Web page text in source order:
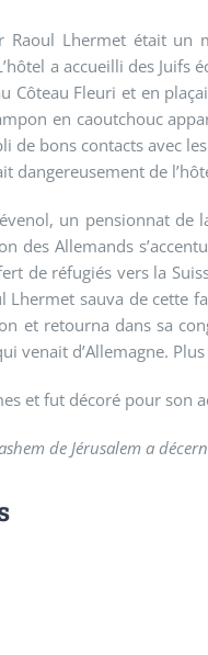
Raoul Lhermet était
a accueilli des Juifs
Côteau Fleuri et en
en caoutchouc
de bons contacts avec
dangereusement de
un pensionnat
des Allemands
de réfugiés vers la
Lhermet sauva de cette
et retourna dans sa
venait d’Allemagne.
et fut décoré pour
de Jérusalem a